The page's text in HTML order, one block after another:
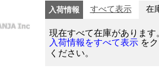
入荷情報 すべて表示 在
現在すべて在庫があります。
入荷情報をすべて表示 を
ください。